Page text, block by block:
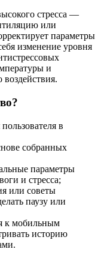
стресса —
или
параметры
изменение уровня
и
в
собранных
параметры
и стресса;
или советы
паузу или
к мобильным
историю